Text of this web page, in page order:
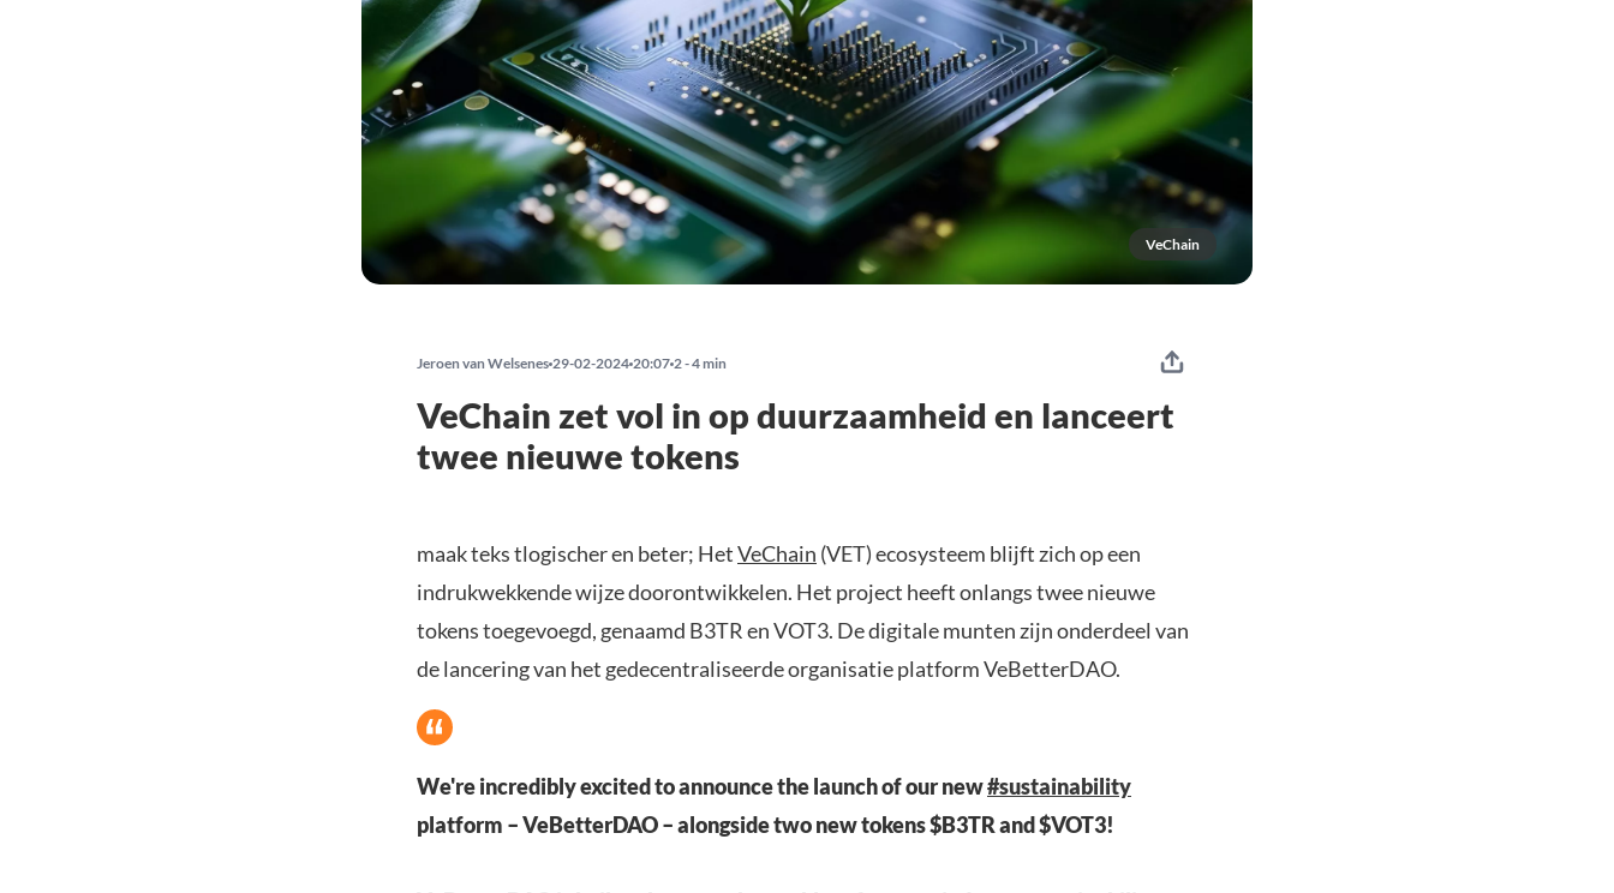
VeChain
Jeroen van Welsenes 29-02-2024 20:07 2 - 4 min
VeChain zet vol in op duurzaamheid en lanceert
twee nieuwe tokens
maak teks tlogischer en beter; HetVeChain (VET) ecosysteem blijft zich op een
indrukwekkende wijze doorontwikkelen. Het project heeft onlangs twee nieuwe
tokens toegevoegd, genaamd B3TR en VOT3. De digitale munten zijn onderdeel van
de lancering van het gedecentraliseerde organisatie platform VeBetterDAO.
We're incredibly excited to announce the launch of our new#sustainability
platform – VeBetterDAO – alongside two new tokens $B3TR and $VOT3!